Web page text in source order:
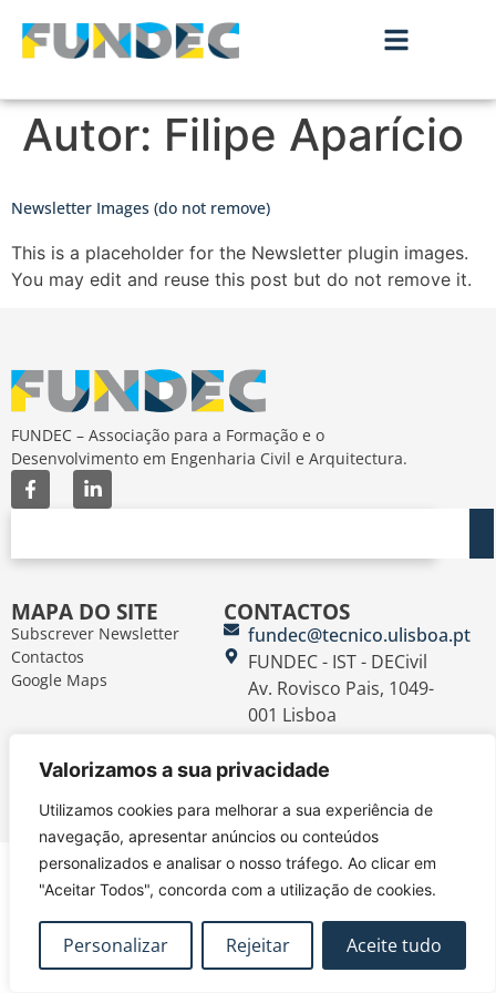
Valorizamos a sua privacidade
Utilizamos cookies para melhorar a sua experiência de
navegação, apresentar anúncios ou conteúdos
personalizados e analisar o nosso tráfego. Ao clicar em
"Aceitar Todos", concorda com a utilização de cookies.
Personalizar Rejeitar Aceite tudo
Autor: Filipe Aparício
Newsletter Images (do not remove)
This is a placeholder for the Newsletter plugin images.
You may edit and reuse this post but do not remove it.
FUNDEC – Associação para a Formação e o
Desenvolvimento em Engenharia Civil e Arquitectura.
MAPA DO SITE
Subscrever Newsletter
Contactos
Google Maps
CONTACTOS
fundec@tecnico.ulisboa.pt
FUNDEC - IST - DECivil
Av. Rovisco Pais, 1049-
001 Lisboa
Reclamações|Termos e Condições